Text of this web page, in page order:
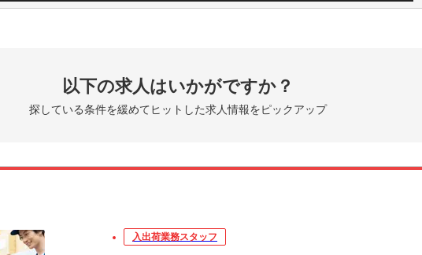
以下の求人はいかがですか？
探している条件を緩めてヒットした求人情報をピックアップ
入出荷業務スタッフ